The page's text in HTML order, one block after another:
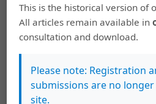
Dorde Cuvardic García,
narrativa de la
Káñina: Vol. 31 Núm. 2
Dorde Cuvardic García,
(laus urbis) y autorretrato
This is the historical version of
All articles remain available in
consultation and download.
Please note: Registration
submissions are no
site.